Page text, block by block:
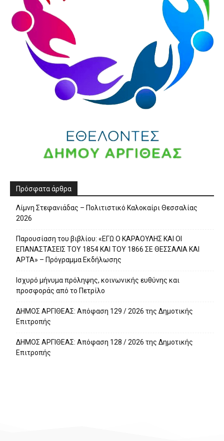
Πρόσφατα άρθρα
Λίμνη Στεφανιάδας – Πολιτιστικό Καλοκαίρι Θεσσαλίας
2026
Παρουσίαση του βιβλίου: «ΕΓΩ Ο ΚΑΡΑΟΥΛΗΣ ΚΑΙ ΟΙ
ΕΠΑΝΑΣΤΑΣΕΙΣ ΤΟΥ 1854 ΚΑΙ ΤΟΥ 1866 ΣΕ ΘΕΣΣΑΛΙΑ ΚΑΙ
ΑΡΤΑ» – Πρόγραμμα Εκδήλωσης
Ισχυρό μήνυμα πρόληψης, κοινωνικής ευθύνης και
προσφοράς από το Πετρίλο
ΔΗΜΟΣ ΑΡΓΙΘΕΑΣ: Απόφαση 129 / 2026 της Δημοτικής
Επιτροπής
ΔΗΜΟΣ ΑΡΓΙΘΕΑΣ: Απόφαση 128 / 2026 της Δημοτικής
Επιτροπής